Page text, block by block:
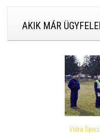
AKIK MÁR
Vidra